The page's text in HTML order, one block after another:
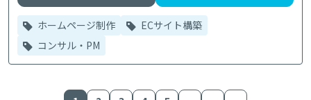
ホームページ制作
ECサイト構築
コンサル・PM